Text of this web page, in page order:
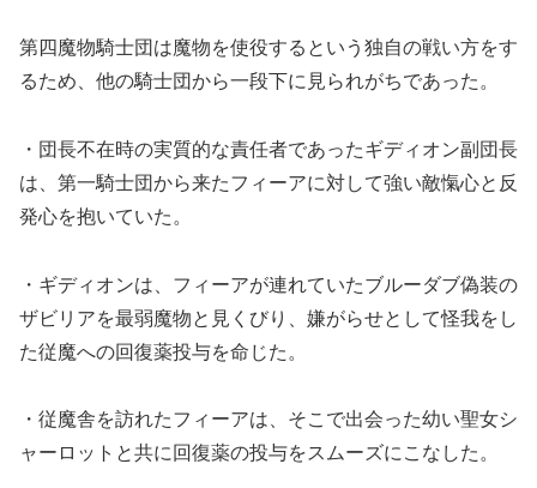
第四魔物騎士団は魔物を使役するという独自の戦い方をす
るため、他の騎士団から一段下に見られがちであった。
・団長不在時の実質的な責任者であったギディオン副団長
は、第一騎士団から来たフィーアに対して強い敵愾心と反
発心を抱いていた。
・ギディオンは、フィーアが連れていたブルーダブ偽装の
ザビリアを最弱魔物と見くびり、嫌がらせとして怪我をし
た従魔への回復薬投与を命じた。
・従魔舎を訪れたフィーアは、そこで出会った幼い聖女シ
ャーロットと共に回復薬の投与をスムーズにこなした。